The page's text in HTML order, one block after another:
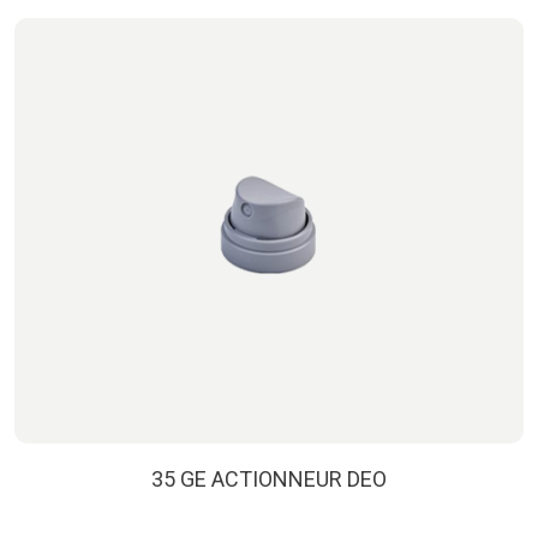
35 GE ACTIONNEUR DEO